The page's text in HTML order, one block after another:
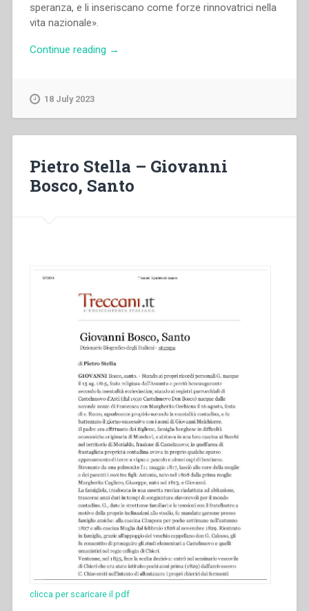
speranza, e li inseriscano come forze rinnovatrici nella
vita nazionale».
Continue reading “Pietro
→
18 July 2023
Pietro Stella – Giovanni
Bosco, Santo
clicca per scaricare il pdf